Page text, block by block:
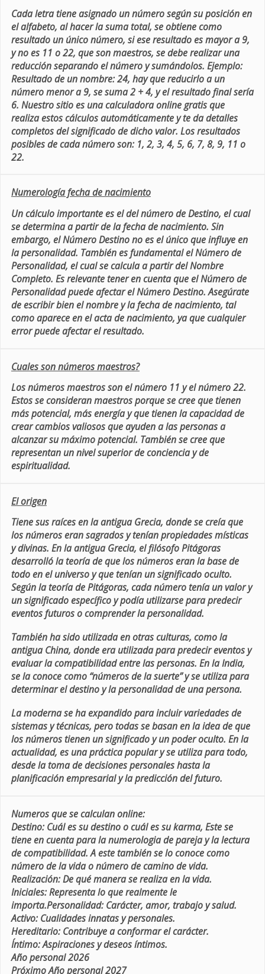
Cada letra tiene asignado un número según su posición en
el alfabeto, al hacer la suma total, se obtiene como
resultado un único número, si ese resultado es mayor a 9,
y no es 11 o 22, que son maestros, se debe realizar una
reducción separando el número y sumándolos. Ejemplo:
Resultado de un nombre: 24, hay que reducirlo a un
número menor a 9, se suma 2 + 4, y el resultado final sería
6. Nuestro sitio es una calculadora online gratis que
realiza estos cálculos automáticamente y te da detalles
completos del significado de dicho valor. Los resultados
posibles de cada número son: 1, 2, 3, 4, 5, 6, 7, 8, 9, 11 o
22.
Numerología fecha de nacimiento
Un cálculo importante es el del número de Destino, el cual
se determina a partir de la fecha de nacimiento. Sin
embargo, el Número Destino no es el único que influye en
la personalidad. También es fundamental el Número de
Personalidad, el cual se calcula a partir del Nombre
Completo. Es relevante tener en cuenta que el Número de
Personalidad puede afectar el Número Destino. Asegúrate
de escribir bien el nombre y la fecha de nacimiento, tal
como aparece en el acta de nacimiento, ya que cualquier
error puede afectar el resultado.
Cuales son números maestros?
Los números maestros son el número 11 y el número 22.
Estos se consideran maestros porque se cree que tienen
más potencial, más energía y que tienen la capacidad de
crear cambios valiosos que ayuden a las personas a
alcanzar su máximo potencial. También se cree que
representan un nivel superior de conciencia y de
espiritualidad.
El origen
Tiene sus raíces en la antigua Grecia, donde se creía que
los números eran sagrados y tenían propiedades místicas
y divinas. En la antigua Grecia, el filósofo Pitágoras
desarrolló la teoría de que los números eran la base de
todo en el universo y que tenían un significado oculto.
Según la teoría de Pitágoras, cada número tenía un valor y
un significado específico y podía utilizarse para predecir
eventos futuros o comprender la personalidad.
También ha sido utilizada en otras culturas, como la
antigua China, donde era utilizada para predecir eventos y
evaluar la compatibilidad entre las personas. En la India,
se la conoce como “números de la suerte” y se utiliza para
determinar el destino y la personalidad de una persona.
La moderna se ha expandido para incluir variedades de
sistemas y técnicas, pero todas se basan en la idea de que
los números tienen un significado y un poder oculto. En la
actualidad, es una práctica popular y se utiliza para todo,
desde la toma de decisiones personales hasta la
planificación empresarial y la predicción del futuro.
Numeros que se calculan online:
Destino: Cuál es su destino o cuál es su karma, Este se
tiene en cuenta para la numerologia de pareja y la lectura
de compatibilidad. A este también se lo conoce como
número de la vida o número de camino de vida.
Realización:De qué manera se realiza en la vida.
Iniciales:Representa lo que realmente le
importa.Personalidad:Carácter, amor, trabajo y salud.
Activo:Cualidades innatas y personales.
Hereditario:Contribuye a conformar el carácter.
Íntimo:Aspiraciones y deseos íntimos.
Año personal 2026
Próximo Año personal 2027